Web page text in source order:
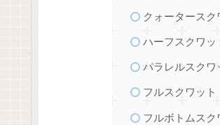
クォータースク
ハーフスクワッ
パラレルスクワ
フルスクワット
フルボトムスク